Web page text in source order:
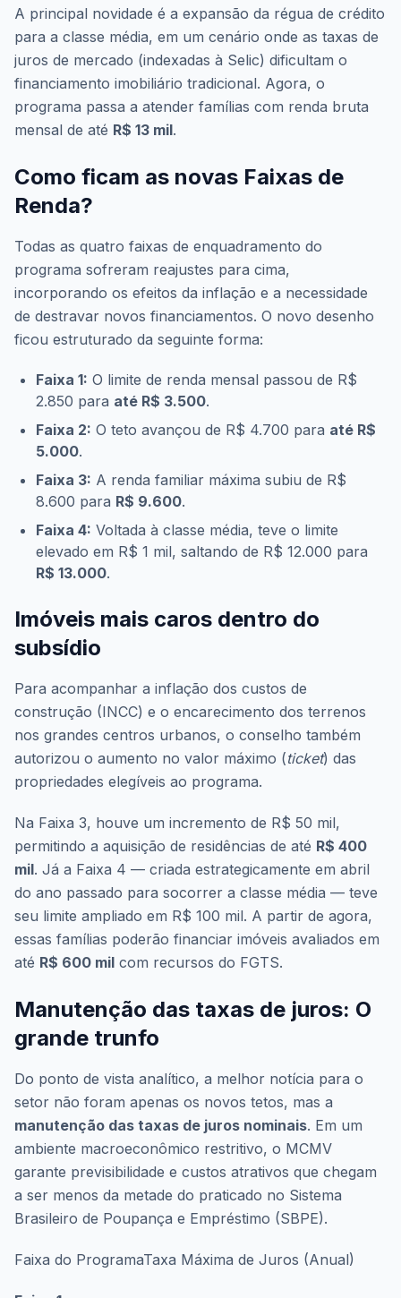
A principal novidade é a expansão da régua de crédito
para a classe média, em um cenário onde as taxas de
juros de mercado (indexadas à Selic) dificultam o
financiamento imobiliário tradicional. Agora, o
programa passa a atender famílias com renda bruta
mensal de até R$ 13 mil.
Como ficam as novas Faixas de
Renda?
Todas as quatro faixas de enquadramento do
programa sofreram reajustes para cima,
incorporando os efeitos da inflação e a necessidade
de destravar novos financiamentos. O novo desenho
ficou estruturado da seguinte forma:
Faixa 1: O limite de renda mensal passou de R$
2.850 para até R$ 3.500.
Faixa 2: O teto avançou de R$ 4.700 para até R$
5.000.
Faixa 3: A renda familiar máxima subiu de R$
8.600 para R$ 9.600.
Faixa 4: Voltada à classe média, teve o limite
elevado em R$ 1 mil, saltando de R$ 12.000 para
R$ 13.000.
Imóveis mais caros dentro do
subsídio
Para acompanhar a inflação dos custos de
construção (INCC) e o encarecimento dos terrenos
nos grandes centros urbanos, o conselho também
autorizou o aumento no valor máximo (ticket) das
propriedades elegíveis ao programa.
Na Faixa 3, houve um incremento de R$ 50 mil,
permitindo a aquisição de residências de até R$ 400
mil. Já a Faixa 4 — criada estrategicamente em abril
do ano passado para socorrer a classe média — teve
seu limite ampliado em R$ 100 mil. A partir de agora,
essas famílias poderão financiar imóveis avaliados em
até R$ 600 mil com recursos do FGTS.
Manutenção das taxas de juros: O
grande trunfo
Do ponto de vista analítico, a melhor notícia para o
setor não foram apenas os novos tetos, mas a
manutenção das taxas de juros nominais. Em um
ambiente macroeconômico restritivo, o MCMV
garante previsibilidade e custos atrativos que chegam
a ser menos da metade do praticado no Sistema
Brasileiro de Poupança e Empréstimo (SBPE).
Faixa do ProgramaTaxa Máxima de Juros (Anual)